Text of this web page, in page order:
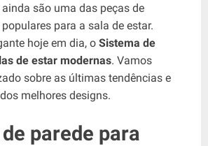
são uma das peças de
para a sala de estar.
hoje em dia, o Sistema de
de estar modernas. Vamos
sobre as últimas tendências e
melhores designs.
parede para